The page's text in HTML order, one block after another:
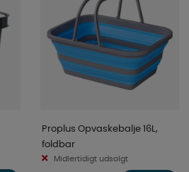
Proplus Opvaskebalje 16L,
foldbar
Midlertidigt udsolgt